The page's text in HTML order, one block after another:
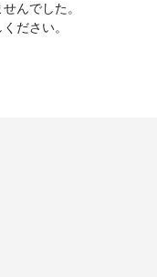
んでした。
ださい。